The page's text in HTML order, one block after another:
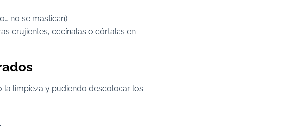
no se mastican).
crujientes, cocínalas o córtalas en
la limpieza y pudiendo descolocar los